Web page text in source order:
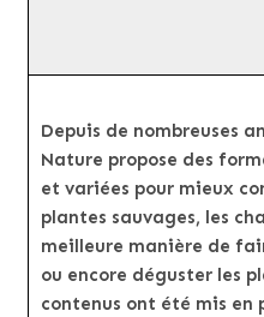
Depuis de nombreuses
Nature propose des
et variées pour mieux
plantes sauvages, les
meilleure manière de
ou encore déguster les
contenus ont été mis en